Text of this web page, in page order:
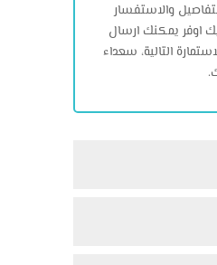
والاستفسار
اوفر يمكنك ارسال
التالية، سعداء